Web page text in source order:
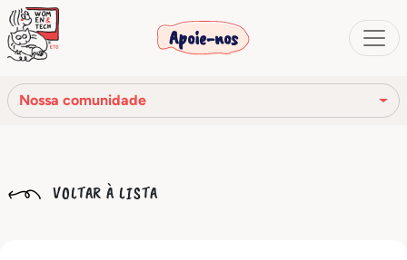
Apoie-nos
Nossa comunidade
VOLTAR À LISTA